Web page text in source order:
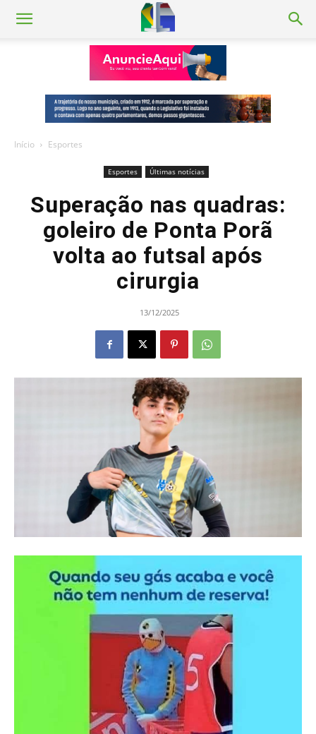
Início Esportes
Esportes Últimas notícias
Superação nas quadras:
goleiro de Ponta Porã
volta ao futsal após
cirurgia
13/12/2025